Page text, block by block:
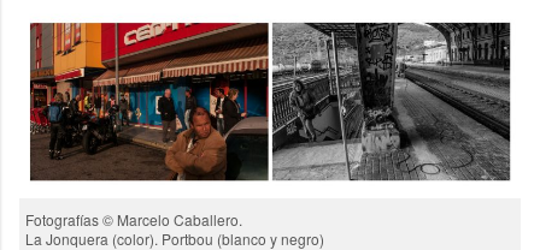
Fotografías © Marcelo Caballero.
La Jonquera (color). Portbou (blanco y negro)